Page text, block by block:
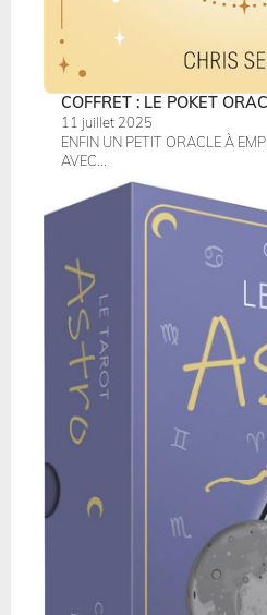
COFFRET : LE POKET
11 juillet 2025
ENFIN UN PETIT ORACLE À
AVEC...